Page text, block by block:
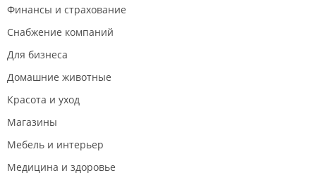
Финансы и страхование
Снабжение компаний
Для бизнеса
Домашние животные
Красота и уход
Магазины
Мебель и интерьер
Медицина и здоровье